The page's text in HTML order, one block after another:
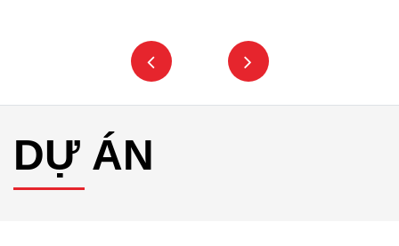
DỰ ÁN